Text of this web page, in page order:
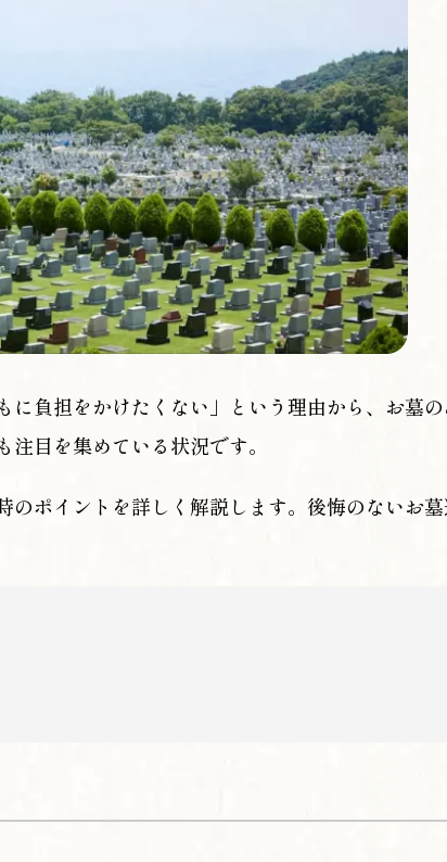
負担をかけたくない」という理由から、お墓
目を集めている状況です。
ポイントを詳しく解説します。後悔のないお